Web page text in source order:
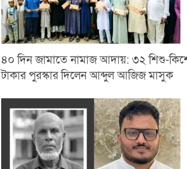
৪০ দিন জামাতে নামাজ আদায়: ৩২ শিশু-
টাকার পুরস্কার দিলেন আব্দুল আজিজ মাসুক